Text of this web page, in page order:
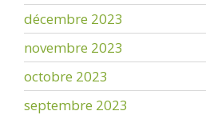
décembre 2023
novembre 2023
octobre 2023
septembre 2023